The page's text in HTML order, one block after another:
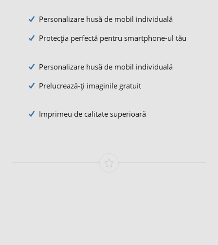
Personalizare husă de mobil individuală
Protecția perfectă pentru smartphone-ul tău
Personalizare husă de mobil individuală
Prelucrează-ți imaginile gratuit
Imprimeu de calitate superioară